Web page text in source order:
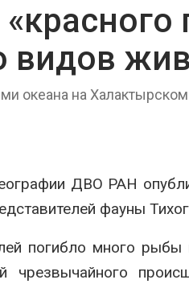
видов
океана на
ДВО РАН
фауны
погибло много
Дождевая вода с
может помочь
Авг 7, 2026
объектов и уборку
площадок
7, 2026
Панамский канал
ограничивает загрузку
судов из-за дефицита